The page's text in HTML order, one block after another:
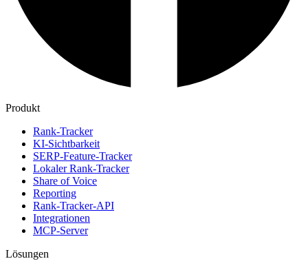
Produkt
Rank-Tracker
KI-Sichtbarkeit
SERP-Feature-Tracker
Lokaler Rank-Tracker
Share of Voice
Reporting
Rank-Tracker-API
Integrationen
MCP-Server
Lösungen